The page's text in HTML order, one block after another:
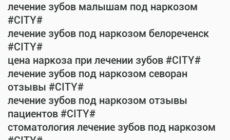
лечение зубов малышам под наркозом
#CITY#
лечение зубов под наркозом белореченск
#CITY#
цена наркоза при лечении зубов #CITY#
лечение зубов под наркозом севоран
отзывы #CITY#
лечение зубов под наркозом отзывы
пациентов #CITY#
стоматология лечение зубов под наркозом